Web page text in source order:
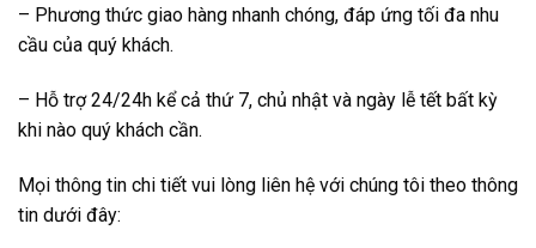
– Phương thức giao hàng nhanh chóng, đáp ứng tối đa nhu
cầu của quý khách.
– Hỗ trợ 24/24h kể cả thứ 7, chủ nhật và ngày lễ tết bất kỳ
khi nào quý khách cần.
Mọi thông tin chi tiết vui lòng liên hệ với chúng tôi theo thông
tin dưới đây: